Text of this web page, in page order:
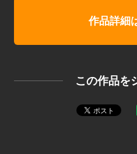
作品詳細
この作品を